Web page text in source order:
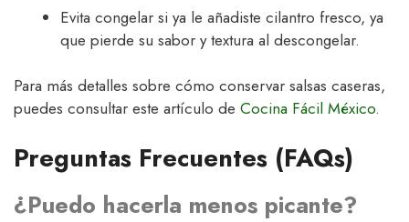
Evita congelar si ya le añadiste cilantro fresco, ya
que pierde su sabor y textura al descongelar.
Para más detalles sobre cómo conservar salsas caseras,
puedes consultar este artículo de Cocina Fácil México.
Preguntas Frecuentes (FAQs)
¿Puedo hacerla menos picante?